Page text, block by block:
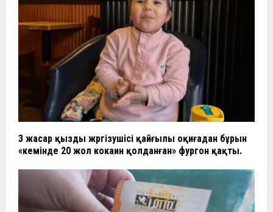
3 жасар қызды жүргізушісі қайғылы оқиғадан бұрын
«кемінде 20 жол кокаин қолданған» фургон қақты.